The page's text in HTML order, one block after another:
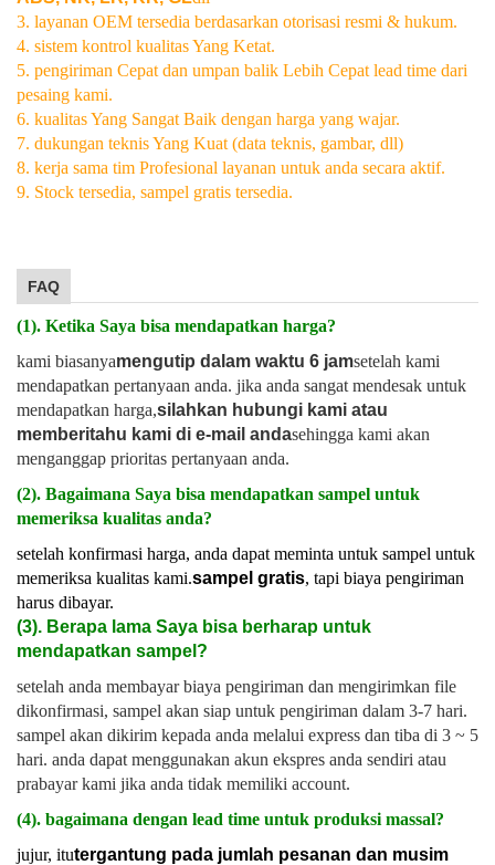
3. layanan OEM tersedia berdasarkan otorisasi resmi & hukum.
4. sistem kontrol kualitas Yang Ketat.
5. pengiriman Cepat dan umpan balik Lebih Cepat lead time dari
pesaing kami.
6. kualitas Yang Sangat Baik dengan harga yang wajar.
7. dukungan teknis Yang Kuat (data teknis, gambar, dll)
8. kerja sama tim Profesional layanan untuk anda secara aktif.
9. Stock tersedia, sampel gratis tersedia.
FAQ
(1). Ketika Saya bisa mendapatkan harga?
kami biasanyamengutip dalam waktu 6 jamsetelah kami
mendapatkan pertanyaan anda. jika anda sangat mendesak untuk
mendapatkan harga,silahkan hubungi kami atau
memberitahu kami di e-mail andasehingga kami akan
menganggap prioritas pertanyaan anda.
(2). Bagaimana Saya bisa mendapatkan sampel untuk
memeriksa kualitas anda?
setelah konfirmasi harga, anda dapat meminta untuk sampel untuk
memeriksa kualitas kami.sampel gratis, tapi biaya pengiriman
harus dibayar.
(3). Berapa lama Saya bisa berharap untuk
mendapatkan sampel?
setelah anda membayar biaya pengiriman dan mengirimkan file
dikonfirmasi, sampel akan siap untuk pengiriman dalam 3-7 hari.
sampel akan dikirim kepada anda melalui express dan tiba di 3 ~ 5
hari. anda dapat menggunakan akun ekspres anda sendiri atau
prabayar kami jika anda tidak memiliki account.
(4). bagaimana dengan lead time untuk produksi massal?
jujur, itutergantung pada jumlah pesanan dan musim